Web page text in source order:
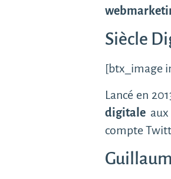
Siècle
[btx_image
Lancé en
digitale
compte